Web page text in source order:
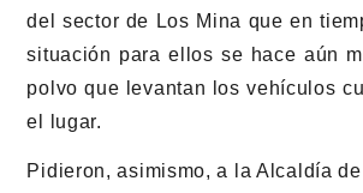
del sector de Los Mina que en
situación para ellos se hace aún
polvo que levantan los vehículos
el lugar.
Pidieron, asimismo, a la Alcaldía